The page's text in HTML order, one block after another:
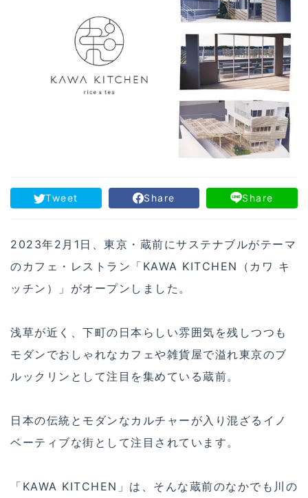
Tweet Share Share
2023年2月1日、東京・蔵前にサステナブルがテーマ
のカフェ・レストラン「KAWA KITCHEN（カワ キ
ッチン）」がオープンしました。
浅草が近く、下町の日本らしい雰囲気を残しつつも
モダンでおしゃれなカフェや雑貨屋で溢れ東京のブ
ルックリンとして注目を集めている蔵前。
日本の伝統とモダンなカルチャーが入り混ざるイノ
ベーティブな街として注目されています。
「KAWA KITCHEN」は、そんな蔵前のなかでも川の